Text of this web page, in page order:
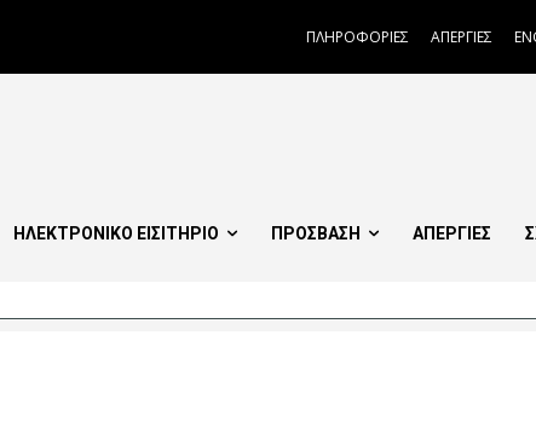
ΠΛΗΡΟΦΟΡΙΕΣ ΑΠΕΡΓΙΕΣ
ΗΛΕΚΤΡΟΝΙΚΟ ΕΙΣΙΤΗΡΙΟ ΠΡΟΣΒΑΣΗ ΑΠΕΡΓΙΕΣ